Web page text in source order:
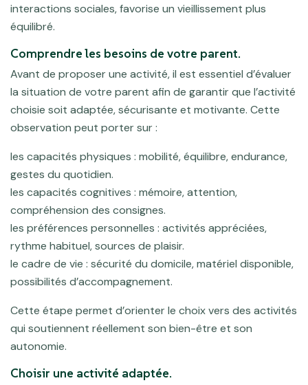
interactions sociales, favorise un vieillissement plus
équilibré.
Comprendre les besoins de votre parent.
Avant de proposer une activité, il est essentiel d’évaluer
la situation de votre parent afin de garantir que l’activité
choisie soit adaptée, sécurisante et motivante. Cette
observation peut porter sur :
les capacités physiques : mobilité, équilibre, endurance,
gestes du quotidien.
les capacités cognitives : mémoire, attention,
compréhension des consignes.
les préférences personnelles : activités appréciées,
rythme habituel, sources de plaisir.
le cadre de vie : sécurité du domicile, matériel disponible,
possibilités d’accompagnement.
Cette étape permet d’orienter le choix vers des activités
qui soutiennent réellement son bien-être et son
autonomie.
Choisir une activité adaptée.